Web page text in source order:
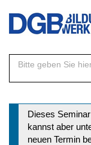
Direkt
Inhalt
Dieses
kannst aber
neuen Termin